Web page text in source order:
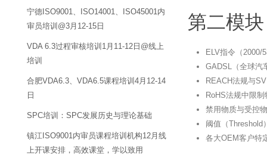
第二模
ELV指令（2000/
GADSL（全球汽
REACH法规与
RoHS法规中限
禁用物质与受控
阈值（Threshold
各大OEM客户特
宁德ISO9001、ISO14001、ISO45001内
审员培训@3月12-15日
VDA 6.3过程审核培训1月11-12日@线上
培训
合肥VDA6.3、VDA6.5课程培训4月12-14
日
SPC培训：SPC发展历史与理论基础
镇江ISO9001内审员课程培训机构12月线
上开课安排，高效课堂，学以致用